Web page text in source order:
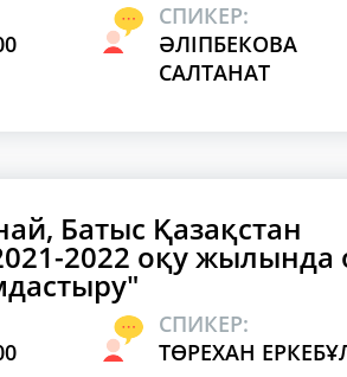
СПИКЕР:
ӘЛІПБЕКОВА
САЛТАНАТ
Батыс Қазақстан
2022 оқу жылында
СПИКЕР:
ТӨРЕХАН